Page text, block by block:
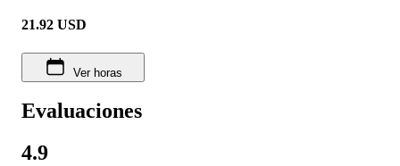
21.92 USD
Ver horas
Evaluaciones
4.9